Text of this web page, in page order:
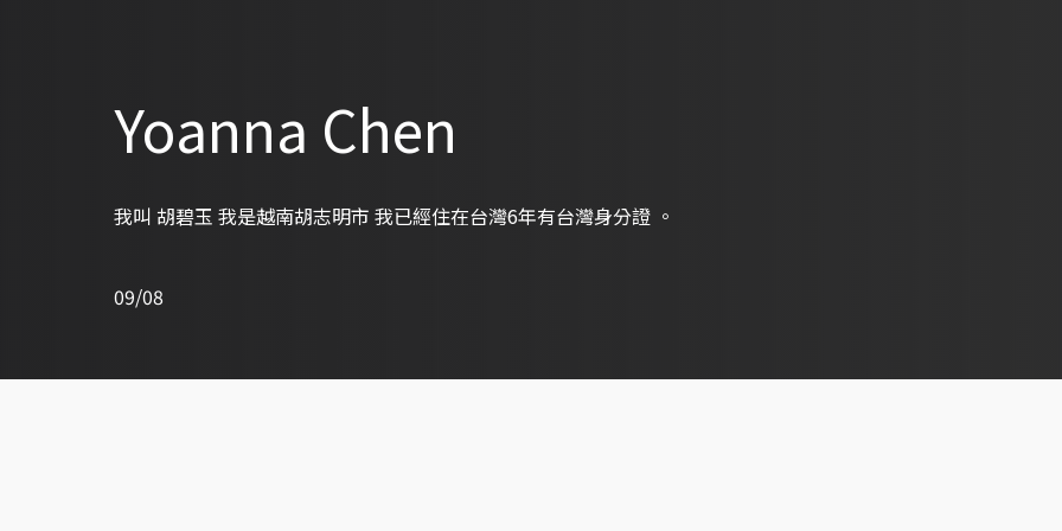
Yoanna Chen
我叫 胡碧玉 我是越南胡志明市 我已經住在台灣6年有台灣身分證 。
09/08